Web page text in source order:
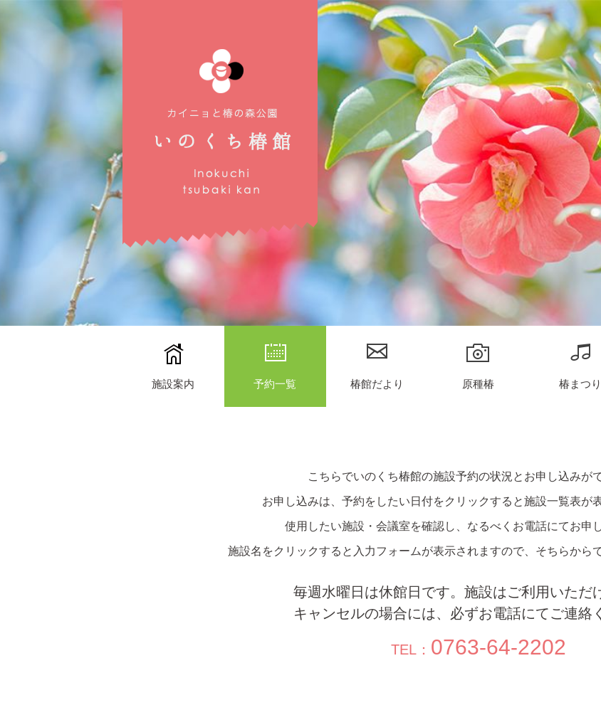
施設案内 予約一覧 椿館だより 原種椿 椿まつり
こちらでいのくち椿館の施設予約の状況とお申し込みが
お申し込みは、予約をしたい日付をクリックすると施設一覧表が
使用したい施設・会議室を確認し、なるべくお電話にてお申
施設名をクリックすると入力フォームが表示されますので、そちらから
毎週水曜日は休館日です。施設はご利用いただ
キャンセルの場合には、必ずお電話にてご連絡
TEL： 0763-64-2202